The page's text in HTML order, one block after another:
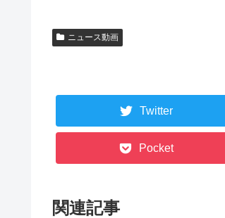
ニュース動画
Twitter
Pocket
関連記事